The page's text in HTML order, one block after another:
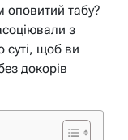
оповитий табу?
з
суті, щоб ви
докорів